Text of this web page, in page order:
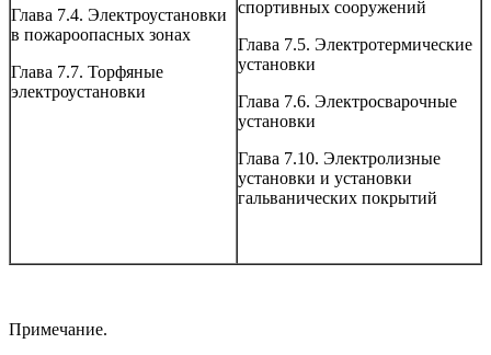
Глава 7.4. Электроустановки
в пожароопасных зонах
Глава 7.7. Торфяные
электроустановки
спортивных сооружений
Глава 7.5. Электротермические
установки
Глава 7.6. Электросварочные
установки
Глава 7.10. Электролизные
установки и установки
гальванических покрытий
Примечание.